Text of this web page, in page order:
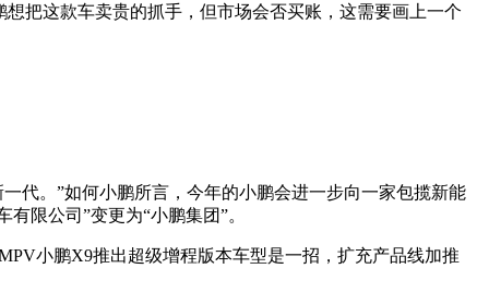
把这款车卖贵的抓手，但市场会否买账，这需要画上一个
代。”如何小鹏所言，今年的小鹏会进一步向一家包揽新能
限公司”变更为“小鹏集团”。
小鹏X9推出超级增程版本车型是一招，扩充产品线加推